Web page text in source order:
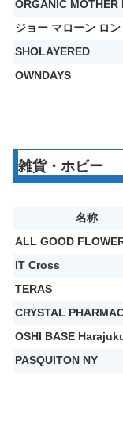
ORGANIC MOTHER
ジョー マローン ロ
SHOLAYERED
OWNDAYS
雑貨・ホビー
名称
ALL GOOD
IT Cross
TERAS
CRYSTAL
OSHI BASE
PASQUITON NY